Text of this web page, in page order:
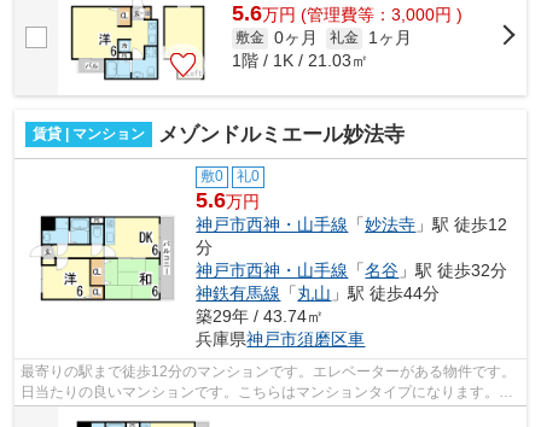
5.6万円 (管理費等：3,000円 )
敷金 0ヶ月 礼金
1ヶ月
1階 / 1K / 21.03㎡
賃貸 | マンション メゾンドルミエール妙法寺
敷0 礼0
5.6万円
神戸市西神・山手線 「妙法寺 」駅 徒歩12
分
神戸市西神・山手線 「名谷 」駅 徒歩32分
神鉄有馬線 「丸山 」駅 徒歩44分
築29年 / 43.74㎡
兵庫県神戸市須磨区車
最寄りの駅まで徒歩12分のマンションです。エレベーターがある物件です。
日当たりの良いマンションです。こちらはマンションタイプになります。小
総 お家くんには神戸市須磨区エリアの...